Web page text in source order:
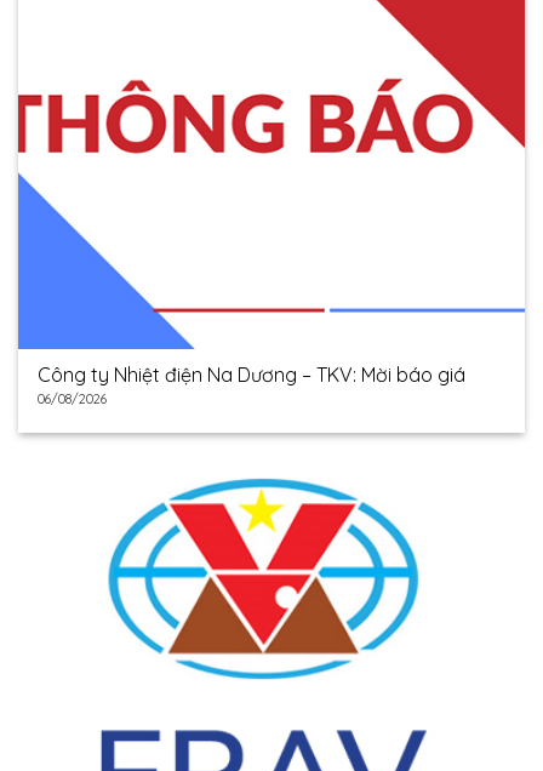
Công ty Nhiệt điện Na Dương – TKV: Mời báo giá
06/08/2026